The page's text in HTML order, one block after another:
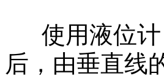
使用液位计
后，由垂直线